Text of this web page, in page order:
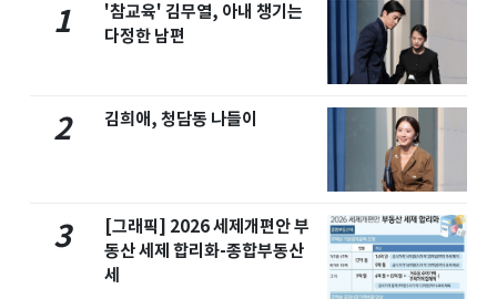
1
'참교육' 김무열, 아내 챙기는
다정한 남편
2 김희애, 청담동 나들이
3
[그래픽] 2026 세제개편안 부
동산 세제 합리화-종합부동산
세